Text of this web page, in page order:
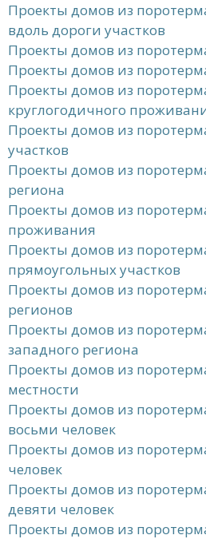
Проекты домов из
вдоль дороги участков
Проекты домов из
Проекты домов из
Проекты домов из
круглогодичного
Проекты домов из
участков
Проекты домов из
региона
Проекты домов из
проживания
Проекты домов из
прямоугольных участков
Проекты домов из
регионов
Проекты домов из
западного региона
Проекты домов из
местности
Проекты домов из
восьми человек
Проекты домов из
человек
Проекты домов из
девяти человек
Проекты домов из